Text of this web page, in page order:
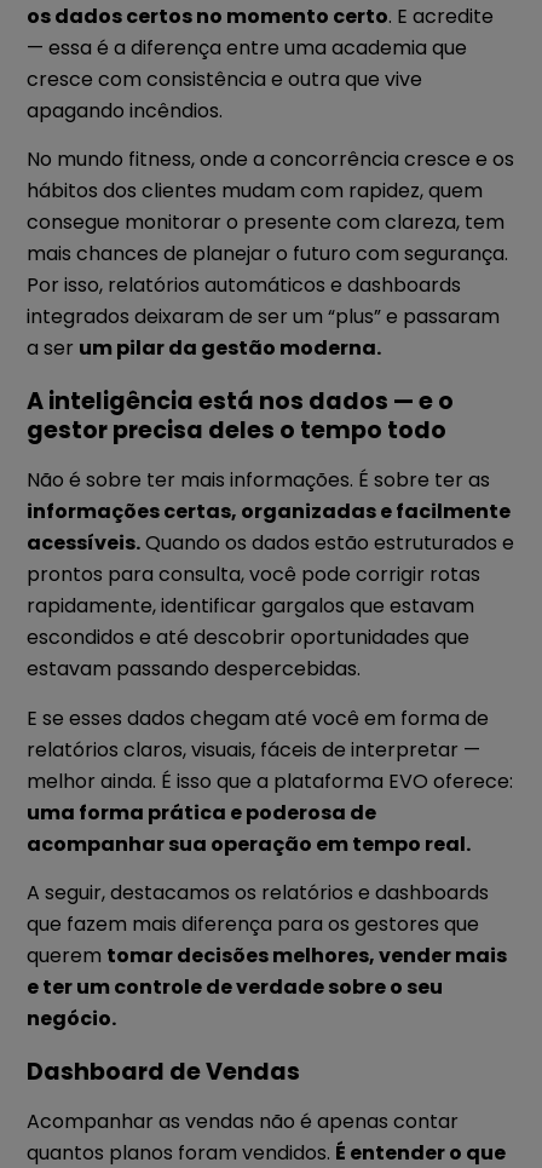
os dados certos no momento certo. E acredite
— essa é a diferença entre uma academia que
cresce com consistência e outra que vive
apagando incêndios.
No mundo fitness, onde a concorrência cresce e os
hábitos dos clientes mudam com rapidez, quem
consegue monitorar o presente com clareza, tem
mais chances de planejar o futuro com segurança.
Por isso, relatórios automáticos e dashboards
integrados deixaram de ser um “plus” e passaram
a ser um pilar da gestão moderna.
A inteligência está nos dados — e o
gestor precisa deles o tempo todo
Não é sobre ter mais informações. É sobre ter as
informações certas, organizadas e facilmente
acessíveis.Quando os dados estão estruturados e
prontos para consulta, você pode corrigir rotas
rapidamente, identificar gargalos que estavam
escondidos e até descobrir oportunidades que
estavam passando despercebidas.
E se esses dados chegam até você em forma de
relatórios claros, visuais, fáceis de interpretar —
melhor ainda. É isso que a plataforma EVO oferece:
uma forma prática e poderosa de
acompanhar sua operação em tempo real.
A seguir, destacamos os relatórios e dashboards
que fazem mais diferença para os gestores que
querem tomar decisões melhores, vender mais
e ter um controle de verdade sobre o seu
negócio.
Dashboard de Vendas
Acompanhar as vendas não é apenas contar
quantos planos foram vendidos. É entender o que